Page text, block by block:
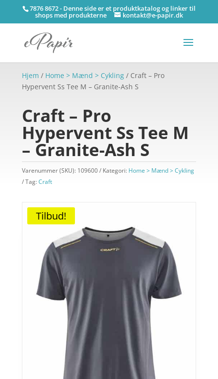
7876 8672 - Denne side er et produktkatalog og linker til
shops med produkterne kontakt@e-papir.dk
Hjem / Home > Mænd > Cykling/ Craft – Pro
Hypervent Ss Tee M – Granite-Ash S
Craft – Pro
Hypervent Ss Tee M
– Granite-Ash S
Varenummer (SKU): 109600 Kategori: Home > Mænd > Cykling
Tag:Craft
Tilbud!